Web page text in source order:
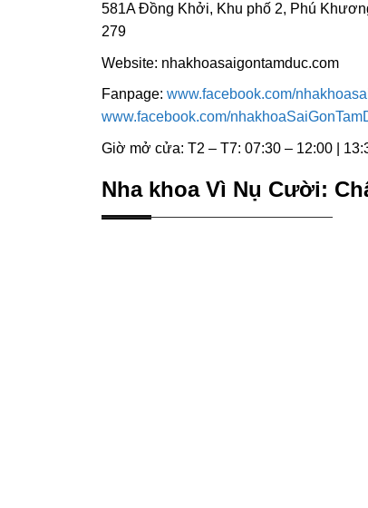
581A Đồng Khởi, Khu phố 2, Phú
279
Website: nhakhoasaigontamduc.com
Fanpage: www.facebook.com/
www.facebook.com/
Giờ mở cửa: T2 – T7: 07:30 – 12:00 |
Nha khoa Vì Nụ Cười: